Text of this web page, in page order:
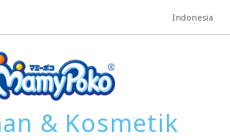
Indonesia
& Kosmetik